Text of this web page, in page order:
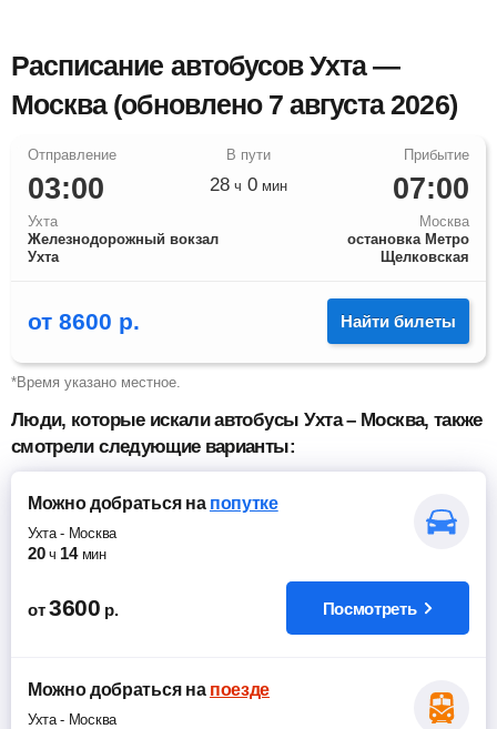
Расписание автобусов Ухта —
Москва (обновлено 7 августа 2026)
03:00
Ухта
Железнодорожный вокзал
Ухта
07:00
Москва
остановка Метро
Щелковская
28 ч 0 мин
от 8600 р. Найти билеты
*Время указано местное.
Люди, которые искали автобусы Ухта – Москва, также
смотрели следующие варианты:
Можно добратьсяна попутке
Ухта- Москва
20 ч 14 мин
от 3600 р. Посмотреть
Можно добратьсяна поезде
Ухта- Москва